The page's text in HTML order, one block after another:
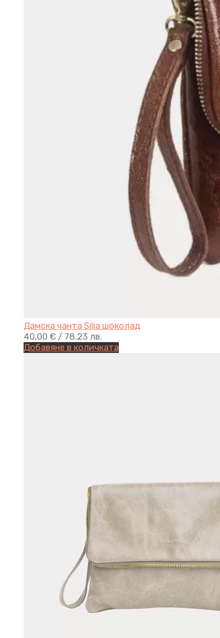
Дамска чанта Silia шоколад
40,00 € / 78.23 лв.
Добавяне в количката